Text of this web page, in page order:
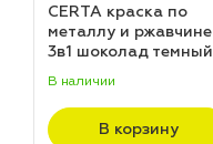
CERTA краска по
металлу и ржавчине
3в1 шоколад темный
(20,0кг)
В наличии
В корзину